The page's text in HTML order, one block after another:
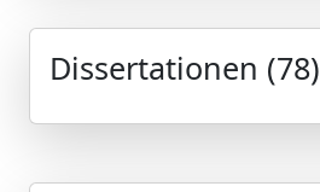
Dissertationen (78)